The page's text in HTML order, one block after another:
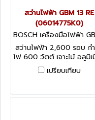
สว่านไฟฟ้า GBM 13 RE
(06014775K0)
BOSCH เครื่องมือไฟฟ้า
3 RE (06014775K0)
สว่านไฟฟ้า 2,600 รอบ ก
ไฟ 600 วัตต์ เจาะไม้ อลูมิ
เหล็ก
เปรียบเทียบ